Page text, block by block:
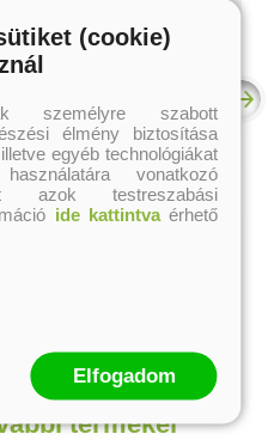
Varázskönyv mindenkinek
Lindsay Squire
termékei
(cookie)
személyre szabott
élmény biztosítása
egyéb technológiákat
vonatkozó
azok testreszabási
ide kattintvaérhető
Elfogadom